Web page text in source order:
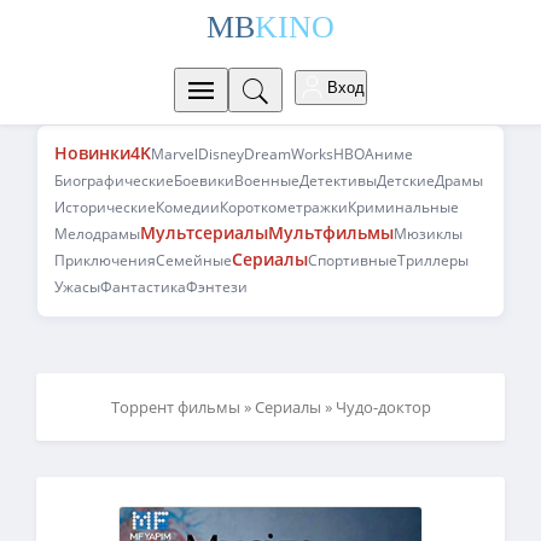
MBKINO
Вход
Новинки4KMarvelDisneyDreamWorksHBOАниме
БиографическиеБоевикиВоенныеДетективыДетскиеДрамы
ИсторическиеКомедииКороткометражкиКриминальные
МелодрамыМультсериалыМультфильмыМюзиклы
ПриключенияСемейныеСериалыСпортивныеТриллеры
УжасыФантастикаФэнтези
Торрент фильмы »Сериалы » Чудо-доктор